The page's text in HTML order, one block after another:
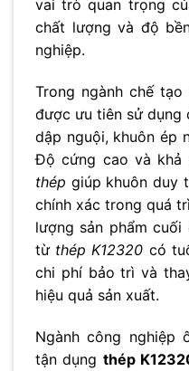
vai trò quan trọng
chất lượng và độ
nghiệp.
Trong ngành chế tạo
được ưu tiên sử dụng
dập nguội, khuôn ép
Độ cứng cao và khả
thép giúp khuôn duy
chính xác trong quá
lượng sản phẩm cuối
từ thép K12320 có
chi phí bảo trì và
hiệu quả sản xuất.
Ngành công nghiệp
tận dụng thép